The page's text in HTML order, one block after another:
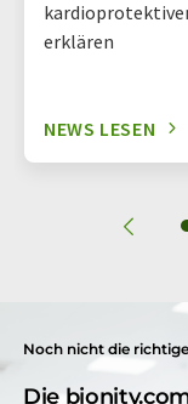
erklären
NEWS LESEN
Noch nicht die
Die